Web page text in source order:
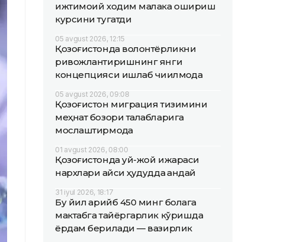
ижтимоий ходим малака ошириш
курсини тугатди
05 avgust 2026, 12:15
Қозоғистонда волонтёрликни
ривожлантиришнинг янги
концепцияси ишлаб чиқилмоқда
05 avgust 2026, 09:08
Қозоғистон миграция тизимини
меҳнат бозори талабларига
мослаштирмоқда
01 avgust 2026, 08:00
Қозоғистонда уй-жой ижараси
нархлари қайси ҳудудда қандай
31 iyul 2026, 18:17
Бу йил қарийб 450 минг болага
мактабга тайёргарлик кўришда
ёрдам берилади — вазирлик